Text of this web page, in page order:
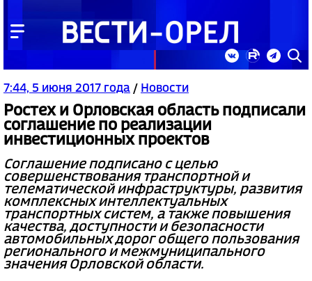
7:44, 5 июня 2017 года / Новости
Ростех и Орловская область подписали
соглашение по реализации
инвестиционных проектов
Соглашение подписано с целью
совершенствования транспортной и
телематической инфраструктуры, развития
комплексных интеллектуальных
транспортных систем, а также повышения
качества, доступности и безопасности
автомобильных дорог общего пользования
регионального и межмуниципального
значения Орловской области.